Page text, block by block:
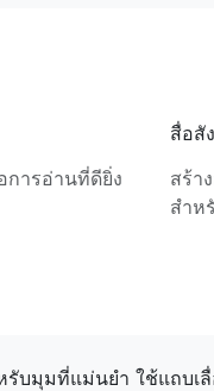
การอ่านที่ดียิ่ง
สื่อสั
สร้า
สำห
รับมุมที่แม่นยำ ใช้แถบเ